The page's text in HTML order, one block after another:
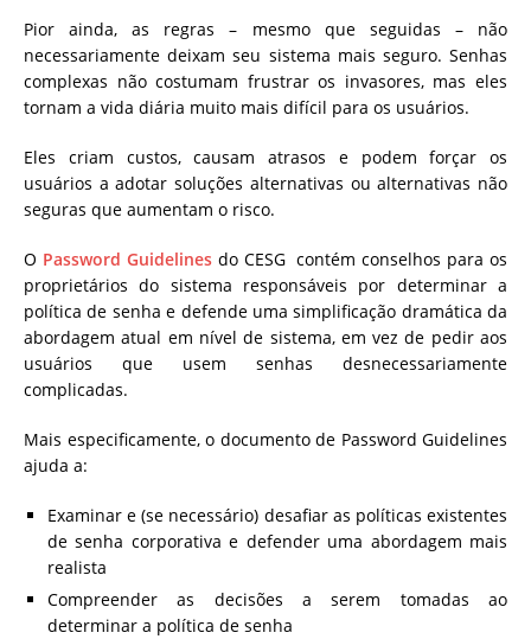
Pior ainda, as regras – mesmo que seguidas – não
necessariamente deixam seu sistema mais seguro. Senhas
complexas não costumam frustrar os invasores, mas eles
tornam a vida diária muito mais difícil para os usuários.
Eles criam custos, causam atrasos e podem forçar os
usuários a adotar soluções alternativas ou alternativas não
seguras que aumentam o risco.
O Password Guidelinesdo CESG contém conselhos para os
proprietários do sistema responsáveis ​​por determinar a
política de senha e defende uma simplificação dramática da
abordagem atual em nível de sistema, em vez de pedir aos
usuários que usem senhas desnecessariamente
complicadas.
Mais especificamente, o documento de Password Guidelines
ajuda a:
Examinar e (se necessário) desafiar as políticas existentes
de senha corporativa e defender uma abordagem mais
realista
Compreender as decisões a serem tomadas ao
determinar a política de senha